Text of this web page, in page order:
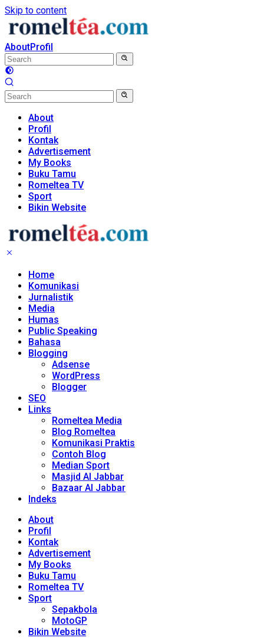
Skip to content
AboutProfil
About
Profil
Kontak
Advertisement
My Books
Buku Tamu
Romeltea TV
Sport
Bikin Website
Home
Komunikasi
Jurnalistik
Media
Humas
Public Speaking
Bahasa
Blogging
Adsense
WordPress
Blogger
SEO
Links
Romeltea Media
Blog Romeltea
Komunikasi Praktis
Contoh Blog
Median Sport
Masjid Al Jabbar
Bazaar Al Jabbar
Indeks
About
Profil
Kontak
Advertisement
My Books
Buku Tamu
Romeltea TV
Sport
Sepakbola
MotoGP
Bikin Website